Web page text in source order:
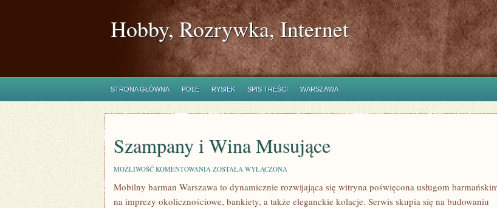
Hobby, Rozrywka, Internet
STRONA GŁÓWNA POLE RYSIEK SPIS TREŚCI WARSZAWA
Szampany i Wina Musujące
MOŻLIWOŚĆ KOMENTOWANIA SZAMPANY
WINA
MUSUJĄCE
ZOSTAŁA WYŁĄCZONA
Mobilny barman Warszawa to dynamicznie rozwijająca się witryna poświęcona usługom
na imprezy okolicznościowe, bankiety, a także eleganckie kolacje. Serwis skupia się na budowaniu